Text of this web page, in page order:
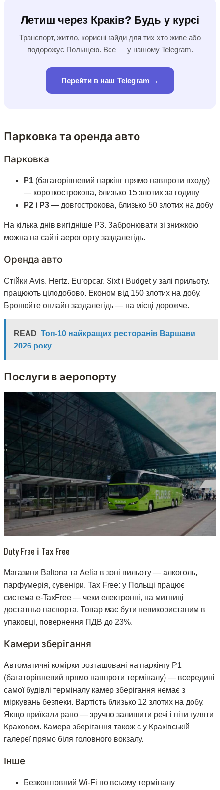
Летиш через Краків? Будь у курсі
Транспорт, житло, корисні гайди для тих хто живе або
подорожує Польщею. Все — у нашому Telegram.
Перейти в наш Telegram →
Парковка та оренда авто
Парковка
P1 (багаторівневий паркінг прямо навпроти входу)
— короткострокова, близько 15 злотих за годину
P2 і P3 — довгострокова, близько 50 злотих на добу
На кілька днів вигідніше P3. Забронювати зі знижкою
можна на сайті аеропорту заздалегідь.
Оренда авто
Стійки Avis, Hertz, Europcar, Sixt і Budget у залі прильоту,
працюють цілодобово. Економ від 150 злотих на добу.
Бронюйте онлайн заздалегідь — на місці дорожче.
READ Топ-10 найкращих ресторанів Варшави
2026 року
Послуги в аеропорту
Duty Free і Tax Free
Магазини Baltona та Aelia в зоні вильоту — алкоголь,
парфумерія, сувеніри. Tax Free: у Польщі працює
система e-TaxFree — чеки електронні, на митниці
достатньо паспорта. Товар має бути невикористаним в
упаковці, повернення ПДВ до 23%.
Камери зберігання
Автоматичні комірки розташовані на паркінгу P1
(багаторівневий прямо навпроти терміналу) — всередині
самої будівлі терміналу камер зберігання немає з
міркувань безпеки. Вартість близько 12 злотих на добу.
Якщо приїхали рано — зручно залишити речі і піти гуляти
Краковом. Камера зберігання також є у Краківській
галереї прямо біля головного вокзалу.
Інше
Безкоштовний Wi-Fi по всьому терміналу